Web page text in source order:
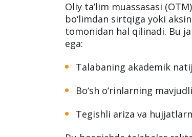
Oliy ta’lim muassasasi
bo‘limdan sirtqiga yoki
tomonidan hal qilinadi. Bu
ega:
Talabaning akademik
Bo‘sh o‘rinlarning
Tegishli ariza va